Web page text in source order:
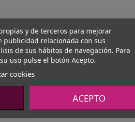
Y HOP.)
y de terceros para mejorar
publicidad relacionada con sus
de sus hábitos de navegación. Para
uso pulse el botón Acepto.
cookies
ACEPTO